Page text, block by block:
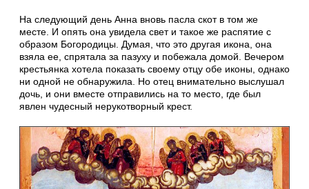
На следующий день Анна вновь пасла скот в том же
месте. И опять она увидела свет и такое же распятие с
образом Богородицы. Думая, что это другая икона, она
взяла ее, спрятала за пазуху и побежала домой. Вечером
крестьянка хотела показать своему отцу обе иконы, однако
ни одной не обнаружила. Но отец внимательно выслушал
дочь, и они вместе отправились на то место, где был
явлен чудесный нерукотворный крест.